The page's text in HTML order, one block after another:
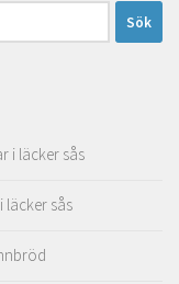
i läcker sås
läcker sås